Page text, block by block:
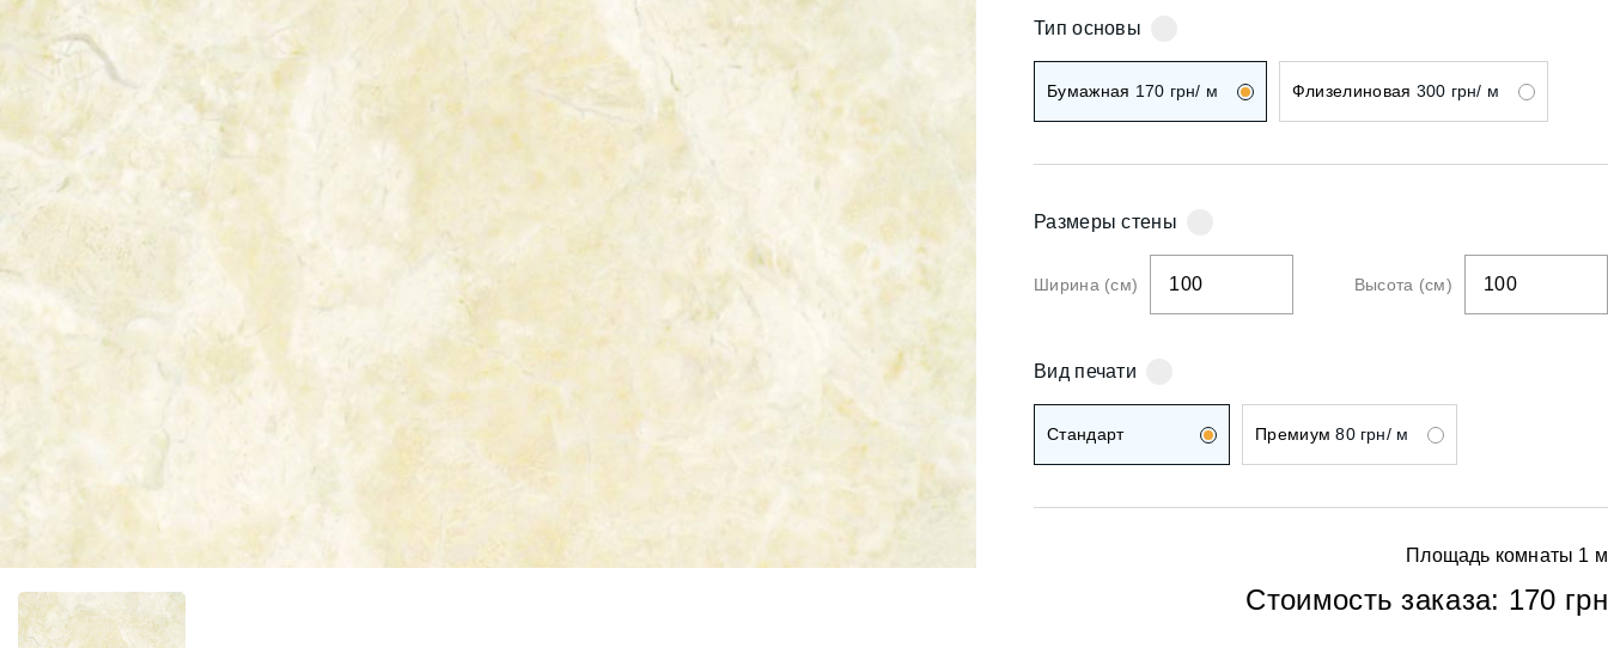
Фотообои расширяющие
пространство
Фотообои простые линии
Фотообои космос
Фотообои города
Дизайнерские цветы
Фотообои арт
Фотообои деревья
Фотообои мемфис
Фотообои геометрия
Фотообои абстракция
Фотообои горы и лес
Фотообои золото
Фотообои разное
Коричневые фотообои
Черные фотообои
Красные фотообои
Оранжевые фотообои
Желтые фотообои
Зеленые фотообои
Голубые фотообои
Тип основы
Бумажная 170 грн/ м Флизелиновая 300 грн/ м
Размеры стены
Ширина (см) Высота (см)
Вид печати
Стандарт Премиум 80 грн/ м
Площадь комнаты 1 м
Стоимость заказа: 170 грн